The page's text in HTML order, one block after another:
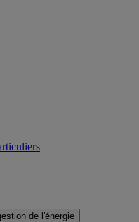
de l'énergie